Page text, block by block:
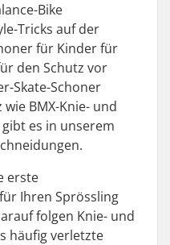
Bike
Tricks auf der
für Kinder für
den Schutz vor
Skate-Schoner
BMX-Knie- und
es in unserem
erste
Ihren Sprössling
folgen Knie- und
häufig verletzte